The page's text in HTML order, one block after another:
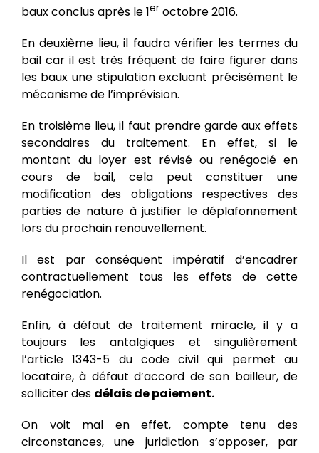
baux conclus après le 1eroctobre 2016.
En deuxième lieu, il faudra vérifier les termes du
bail car il est très fréquent de faire figurer dans
les baux une stipulation excluant précisément le
mécanisme de l’imprévision.
En troisième lieu, il faut prendre garde aux effets
secondaires du traitement. En effet, si le
montant du loyer est révisé ou renégocié en
cours de bail, cela peut constituer une
modification des obligations respectives des
parties de nature à justifier le déplafonnement
lors du prochain renouvellement.
Il est par conséquent impératif d’encadrer
contractuellement tous les effets de cette
renégociation.
Enfin, à défaut de traitement miracle, il y a
toujours les antalgiques et singulièrement
l’article 1343-5 du code civil qui permet au
locataire, à défaut d’accord de son bailleur, de
solliciter des délais de paiement.
On voit mal en effet, compte tenu des
circonstances, une juridiction s’opposer, par